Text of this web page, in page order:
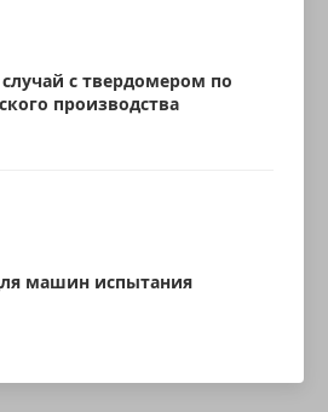
с твердомером по
производства
машин испытания